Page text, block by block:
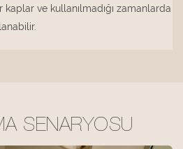
ve kullanılmadığı zamanlarda
SENARYOSU